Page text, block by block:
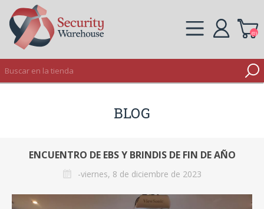
(0)
BLOG
ENCUENTRO DE EBS Y BRINDIS DE FIN DE AÑO
-viernes, 8 de diciembre de 2023